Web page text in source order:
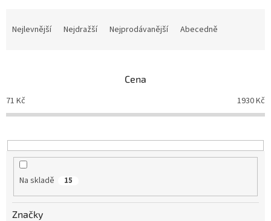
p
r
o
u
Nejlevnější Nejdražší Nejprodávanější Abecedně
Cena
71 Kč 1930Kč
Na skladě 15
Značky